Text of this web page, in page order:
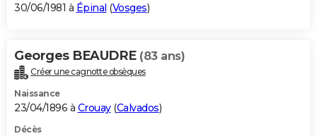
30/06/1981 à Épinal (Vosges)
Georges BEAUDRE (83 ans)
Créer une cagnotte obsèques
Naissance
23/04/1896 à Crouay(Calvados)
Décès